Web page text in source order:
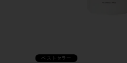
ベストセラー